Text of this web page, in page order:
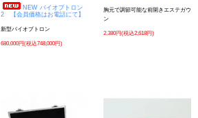
NEW バイオプトロン
2 【会員価格はお電話にて】
新型バイオプトロン
680,000円(税込748,000円)
胸元で調節可能な前開きエステガウ
ン
2,380円(税込2,618円)